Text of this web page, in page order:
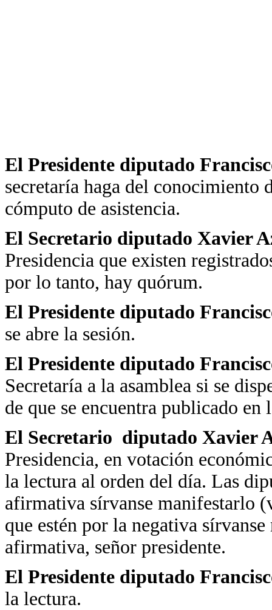
El Presidente diputado
secretaría haga del conocimiento
cómputo de asistencia.
El Secretario diputado Xavier
Presidencia que existen
por lo tanto, hay quórum.
El Presidente diputado
se abre la sesión.
El Presidente diputado
Secretaría a la asamblea si se
de que se encuentra publicado en
El Secretario diputado Xavier
Presidencia, en votación
la lectura al orden del día. Las
afirmativa sírvanse manifestarlo
que estén por la negativa
afirmativa, señor presidente.
El Presidente diputado
la lectura.